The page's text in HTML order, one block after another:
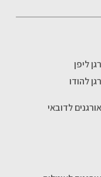
ליפן
להודו
לדובאי